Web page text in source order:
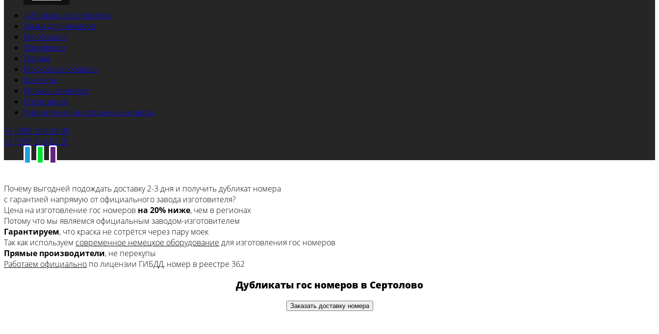
Дубликаты гос номеров
Рамки для номеров
Изготовили
Портфолио
Города
Московская область
Контакты
Отзывы клиентов
О компании
Сувенирные иностранные номера
+7 (499) 394-34-95
+7 (925) 343-02-01
Почему выгодней подождать доставку 2-3 дня и получить дубликат номера
с гарантией напрямую от официального завода изготовителя?
Цена на изготовление гос номеров на 20% ниже, чем в регионах
Потому что мы являемся официальным заводом-изготовителем
Гарантируем, что краска не сотрётся через пару моек
Так как используем современное немецкое оборудование для изготовления гос номеров
Прямые производители, не перекупы
Работаем официально по лицензии ГИБДД, номер в реестре 362
Дубликаты гос номеров в Сертолово
Заказать доставку номера